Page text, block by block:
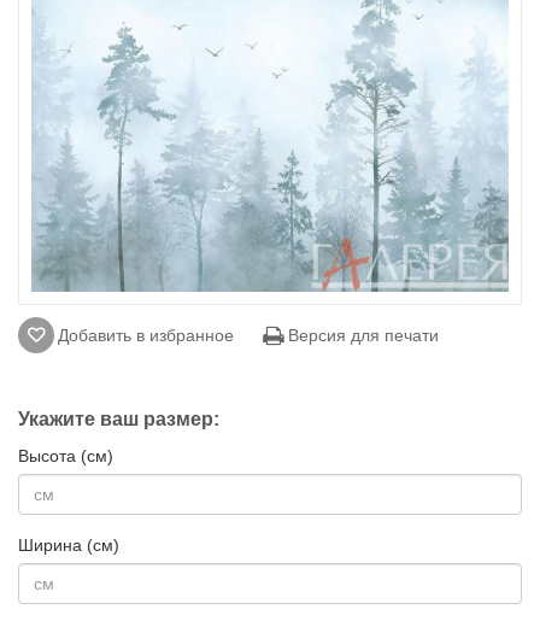
Добавить в избранное Версия для печати
Укажите ваш размер:
Высота (см)
Ширина (см)